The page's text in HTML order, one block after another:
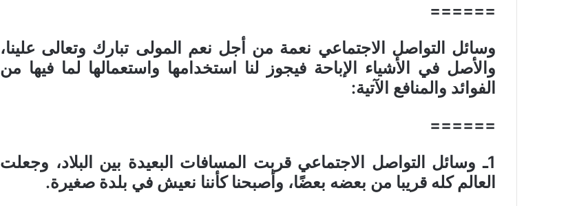
======
وسائل التواصل الاجتماعي نعمة من أجل نعم المولى تبارك وتعالى علينا،
والأصل في الأشياء الإباحة فيجوز لنا استخدامها واستعمالها لما فيها من
الفوائد والمنافع الآتية:
======
1ـ وسائل التواصل الاجتماعي قربت المسافات البعيدة بين البلاد، وجعلت
العالم كله قريبا من بعضه بعضًا، وأصبحنا كأننا نعيش في بلدة صغيرة.